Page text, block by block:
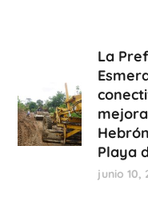
La
Playa
junio 10,